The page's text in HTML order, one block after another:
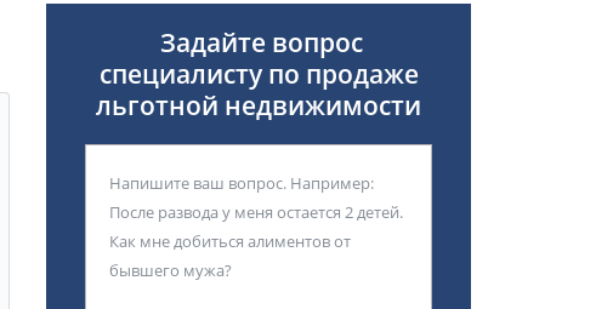
Задайте вопрос
специалисту по продаже
льготной недвижимости